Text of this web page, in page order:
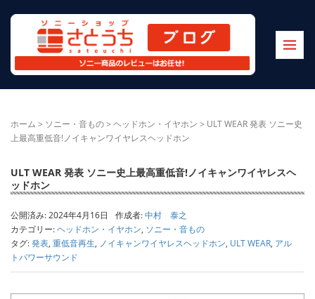
ホーム > ソニー・音もの> ヘッドホン・イヤホン > ULT WEAR 発表 ソニー史
上最高重低音!ノイキャンワイヤレスヘッドホン
ULT WEAR 発表 ソニー史上最高重低音!ノイキャンワイヤレスヘ
ッドホン
公開済み: 2024年4月16日 作成者:中村 泰之
カテゴリー:ヘッドホン・イヤホン, ソニー・音もの
タグ:発表, 重低音再生, ノイキャンワイヤレスヘッドホン, ULT WEAR, アル
トパワーサウンド